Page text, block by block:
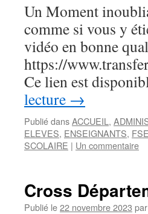
Un Moment
comme si vous y
vidéo en bonne
https://
Ce lien est
lecture →
Publié dansACCUEIL ,
ELEVES, ENSEIGNANTS, FSE
SCOLAIRE | Un commentaire
Cross
Publié le22 novembre 2023 par